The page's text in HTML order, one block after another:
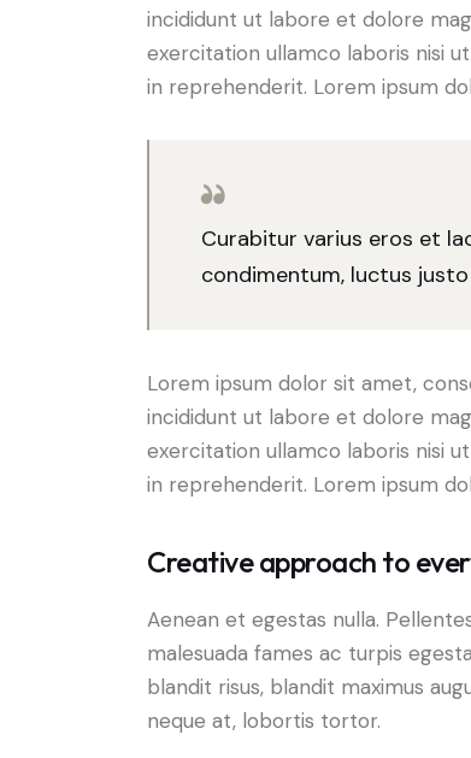
incididunt ut labore et dolore
exercitation ullamco laboris nisi
in reprehenderit. Lorem ipsum
Curabitur varius eros et
condimentum, luctus
Lorem ipsum dolor sit amet,
incididunt ut labore et dolore
exercitation ullamco laboris nisi
in reprehenderit. Lorem ipsum
Creative approach to
Aenean et egestas nulla.
malesuada fames ac turpis
blandit risus, blandit maximus
neque at, lobortis tortor.